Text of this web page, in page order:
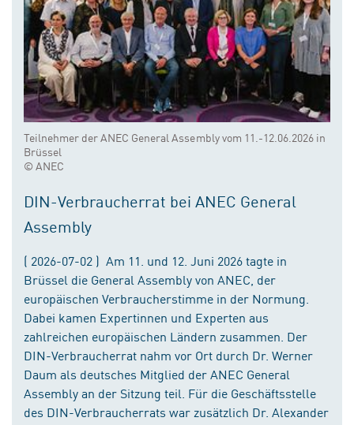
Teilnehmer der ANEC General Assembly vom 11.-12.06.2026 in
Brüssel
© ANEC
DIN-Verbraucherrat bei ANEC General
Assembly
( 2026-07-02 ) Am 11. und 12. Juni 2026 tagte in
Brüssel die General Assembly von ANEC, der
europäischen Verbraucherstimme in der Normung.
Dabei kamen Expertinnen und Experten aus
zahlreichen europäischen Ländern zusammen. Der
DIN-Verbraucherrat nahm vor Ort durch Dr. Werner
Daum als deutsches Mitglied der ANEC General
Assembly an der Sitzung teil. Für die Geschäftsstelle
des DIN-Verbraucherrats war zusätzlich Dr. Alexander